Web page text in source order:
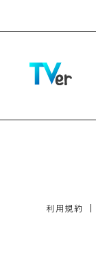
利用規約